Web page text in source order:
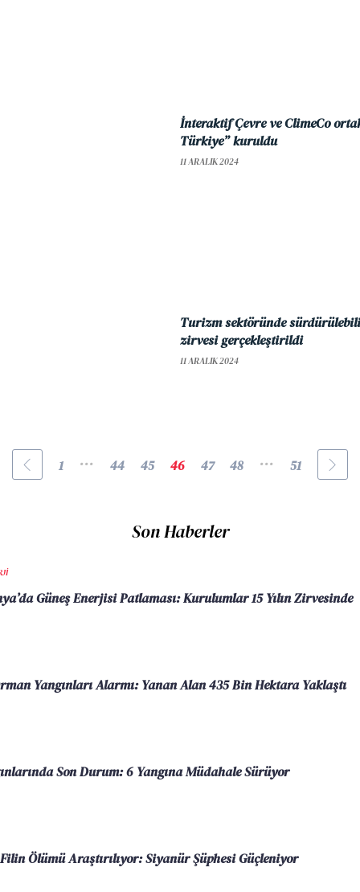
İnteraktif Çevre ve ClimeCo
Türkiye” kuruldu
11 ARALIK 2024
Turizm sektöründe
zirvesi gerçekleştirildi
11 ARALIK 2024
1 ... 44 45 46 47 48 ... 51
Son Haberler
Güneş Enerjisi Patlaması: Kurulumlar 15 Yılın Zirvesinde
Yangınları Alarmı: Yanan Alan 435 Bin Hektara Yaklaştı
Son Durum: 6 Yangına Müdahale Sürüyor
Filin Ölümü Araştırılıyor: Siyanür Şüphesi Güçleniyor